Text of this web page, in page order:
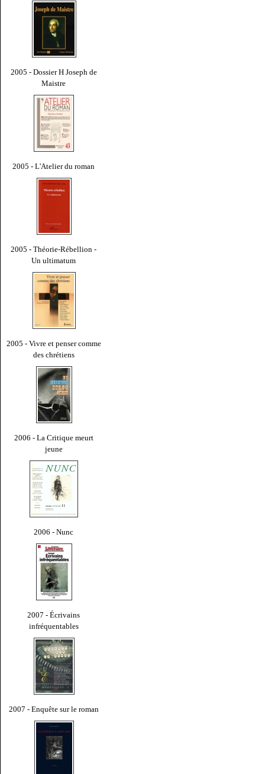
2005 - Dossier H Joseph de
Maistre
2005 - L'Atelier du roman
2005 - Théorie-Rébellion -
Un ultimatum
2005 - Vivre et penser comme
des chrétiens
2006 - La Critique meurt
jeune
2006 - Nunc
2007 - Écrivains
infréquentables
2007 - Enquête sur le roman